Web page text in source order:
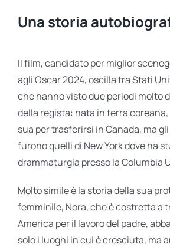
Una storia
Il film, candidato per miglior
agli Oscar 2024, oscilla tra Stati
che hanno visto due periodi molto
della regista: nata in terra
sua per trasferirsi in Canada, ma
furono quelli di New York dove ha
drammaturgia presso la Columbia
Molto simile è la storia della sua
femminile, Nora, che è costretta a
America per il lavoro del padre,
solo i luoghi in cui è cresciuta, ma